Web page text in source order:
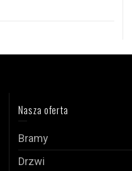
Nasza oferta
Bramy
Drzwi